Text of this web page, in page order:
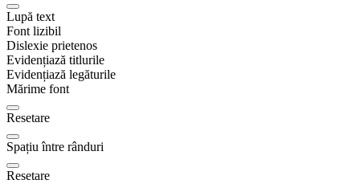
Lupă text
Font lizibil
Dislexie prietenos
Evidențiază titlurile
Evidențiază legăturile
Mărime font
Resetare
Spațiu între rânduri
Resetare